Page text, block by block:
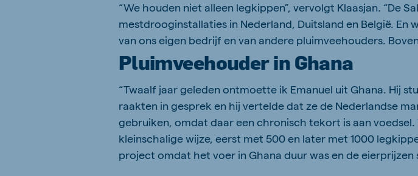
“We houden niet alleen legkippen”, vervolgt Klaasjan. “De
mestdrooginstallaties in Nederland, Duitsland en België.
van ons eigen bedrijf en van andere pluimveehouders.
Pluimveehouder in Ghana
“Twaalf jaar geleden ontmoette ik Emanuel uit Ghana. Hij
raakten in gesprek en hij vertelde dat ze de Nederlandse
gebruiken, omdat daar een chronisch tekort is aan
kleinschalige wijze, eerst met 500 en later met 1000
project omdat het voer in Ghana duur was en de eierprijzen